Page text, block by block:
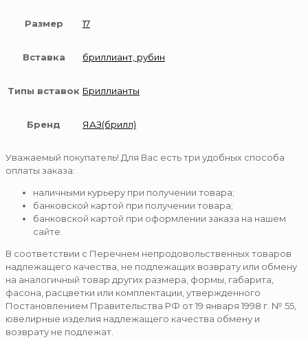
Размер 17
Вставка бриллиант, рубин
Типы вставок Бриллианты
Бренд ЯАЗ(брилл)
Уважаемый покупатель! Для Вас есть три удобных способа
оплаты заказа:
наличными курьеру при получении товара;
банковской картой при получении товара;
банковской картой при оформлении заказа на нашем
сайте.
В соответствии с Перечнем непродовольственных товаров
надлежащего качества, не подлежащих возврату или обмену
на аналогичный товар других размера, формы, габарита,
фасона, расцветки или комплектации, утвержденного
Постановлением Правительства РФ от 19 января 1998 г. № 55,
ювелирные изделия надлежащего качества обмену и
возврату не подлежат.